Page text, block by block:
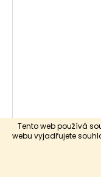
Tento web používá
webu vyjadřujete